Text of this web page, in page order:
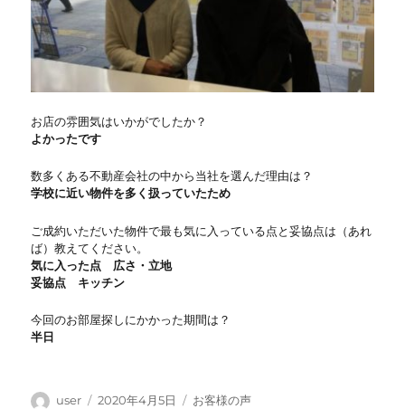
お店の雰囲気はいかがでしたか？
よかったです
数多くある不動産会社の中から当社を選んだ理由は？
学校に近い物件を多く扱っていたため
ご成約いただいた物件で最も気に入っている点と妥協点は（あれ
ば）教えてください。
気に入った点 広さ・立地
妥協点 キッチン
今回のお部屋探しにかかった期間は？
半日
投
user
投
2020年4月5日
カ
お客様の声